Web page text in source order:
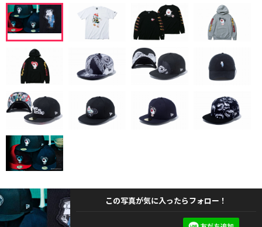
この写真が気に入ったらフォロー！